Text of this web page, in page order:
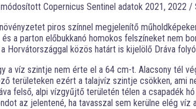
Copernicus Sentinel adatok 2021, 2022 /
piros színnel megjelenítő
a parton előbukkanó homokos felszíneket nem
közös határt is kijelölő Dráva
víz szintje nem érte el a 64 cm-t. Alacsony tél
területeken ezért a talajvíz szintje csökken,
felső, alpi vízgyűjtő területén télen a csapadék
az jelentené, ha tavasszal sem kerülne elég